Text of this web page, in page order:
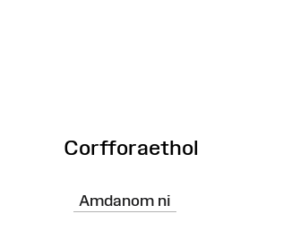
Corfforaethol
Amdanom ni